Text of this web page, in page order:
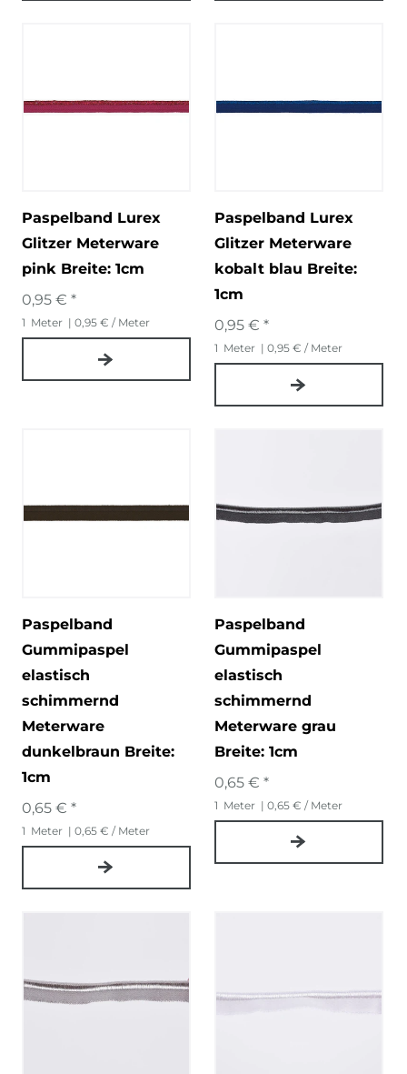
Paspelband Lurex
Glitzer Meterware
pink Breite: 1cm
0,95 € *
1 Meter | 0,95 € / Meter
Paspelband Lurex
Glitzer Meterware
kobalt blau Breite:
1cm
0,95 € *
1 Meter | 0,95 € / Meter
Paspelband
Gummipaspel
elastisch
schimmernd
Meterware
dunkelbraun Breite:
1cm
0,65 € *
1 Meter | 0,65 € / Meter
Paspelband
Gummipaspel
elastisch
schimmernd
Meterware grau
Breite: 1cm
0,65 € *
1 Meter | 0,65 € / Meter